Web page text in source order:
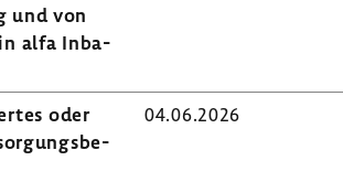
und von
alfa Inba­
oder
04.06.2026